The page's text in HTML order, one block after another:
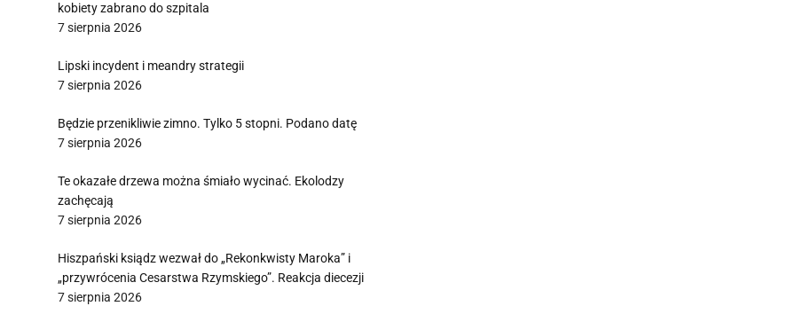
kobiety zabrano do szpitala
7 sierpnia 2026
Lipski incydent i meandry strategii
7 sierpnia 2026
Będzie przenikliwie zimno. Tylko 5 stopni. Podano datę
7 sierpnia 2026
Te okazałe drzewa można śmiało wycinać. Ekolodzy
zachęcają
7 sierpnia 2026
Hiszpański ksiądz wezwał do „Rekonkwisty Maroka” i
„przywrócenia Cesarstwa Rzymskiego”. Reakcja diecezji
7 sierpnia 2026